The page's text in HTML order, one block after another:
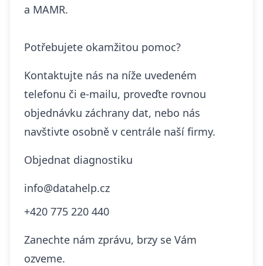
a MAMR.
Potřebujete okamžitou pomoc?
Kontaktujte nás na níže uvedeném
telefonu či e-mailu, proveďte rovnou
objednávku záchrany dat, nebo nás
navštivte osobně v centrále naší firmy.
Objednat diagnostiku
info@datahelp.cz
+420 775 220 440
Zanechte nám zprávu, brzy se Vám
ozveme.